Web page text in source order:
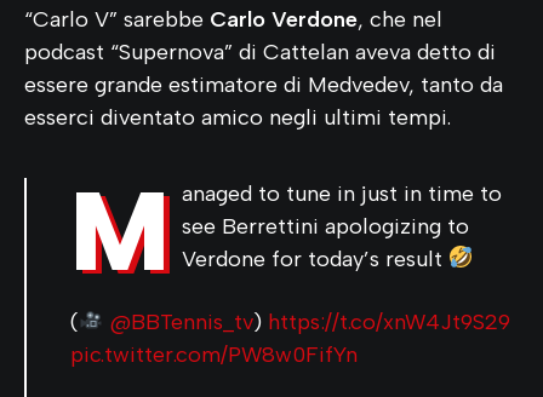
“Carlo V” sarebbe Carlo Verdone, che nel
podcast “Supernova” di Cattelan aveva detto di
essere grande estimatore di Medvedev, tanto da
esserci diventato amico negli ultimi tempi.
M anaged to tune in just in time to
see Berrettini apologizing to
Verdone for today’s result
( @BBTennis_tv) https://t.co/xnW4Jt9S29
pic.twitter.com/PW8w0FifYn